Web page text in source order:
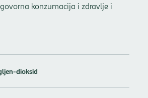
konzumacija i zdravlje i
dioksid